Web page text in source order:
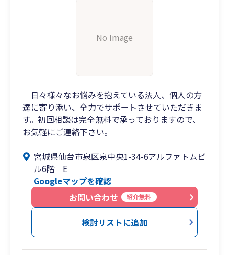
No Image
日々様々なお悩みを抱えている法人、個人の方
達に寄り添い、全力でサポートさせていただきま
す。初回相談は完全無料で承っておりますので、
お気軽にご連絡下さい。
宮城県仙台市泉区泉中央1-34-6アルファトムビ
ル6階 E
Googleマップを確認
お問い合わせ
紹介無料
検討リストに追加